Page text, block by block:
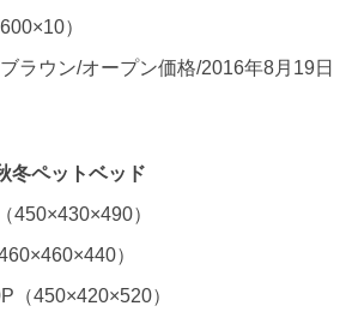
）
ラウン/オープン価格/2016年8月19日
冬ペットベッド
450×430×490）
）
（450×420×520）